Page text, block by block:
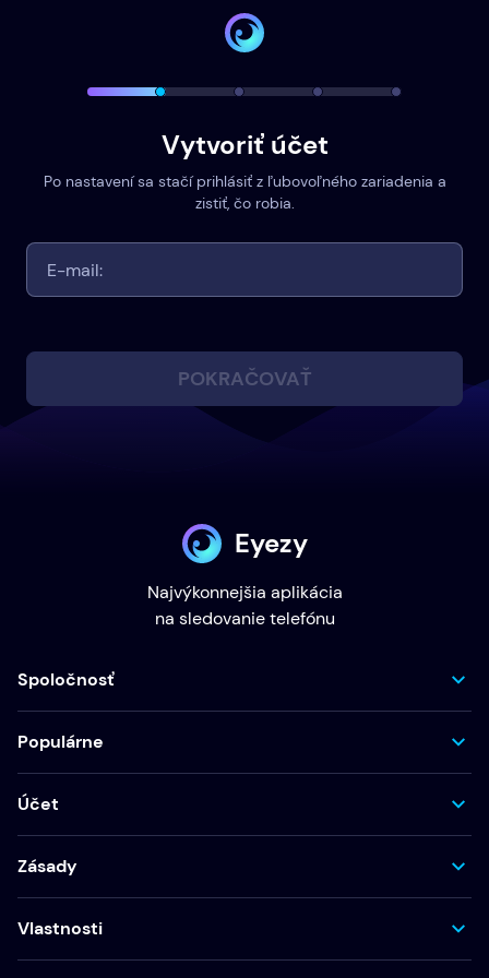
Vytvoriť účet
Po nastavení sa stačí prihlásiť z ľubovoľného zariadenia a
zistiť, čo robia.
POKRAČOVAŤ
Eyezy
Najvýkonnejšia aplikácia
na sledovanie telefónu
Spoločnosť
Populárne
Účet
Zásady
Vlastnosti